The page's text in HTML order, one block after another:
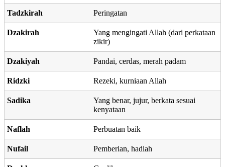
Tadzkirah Peringatan
Dzakirah
Yang mengingati Allah (dari perkataan
zikir)
Dzakiyah Pandai, cerdas, merah padam
Ridzki Rezeki, kurniaan Allah
Sadika
Yang benar, jujur, berkata sesuai
kenyataan
Naflah Perbuatan baik
Nufail Pemberian, hadiah